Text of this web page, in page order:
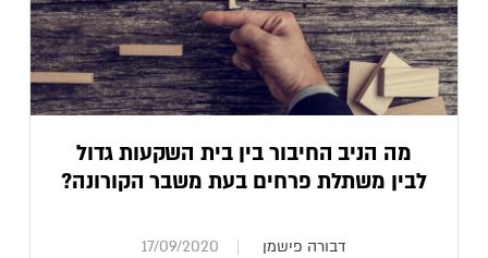
מה הניב החיבור בין בית השקעות גדול
לבין משתלת פרחים בעת משבר הקורונה?
דבורה פישמן 17/09/2020